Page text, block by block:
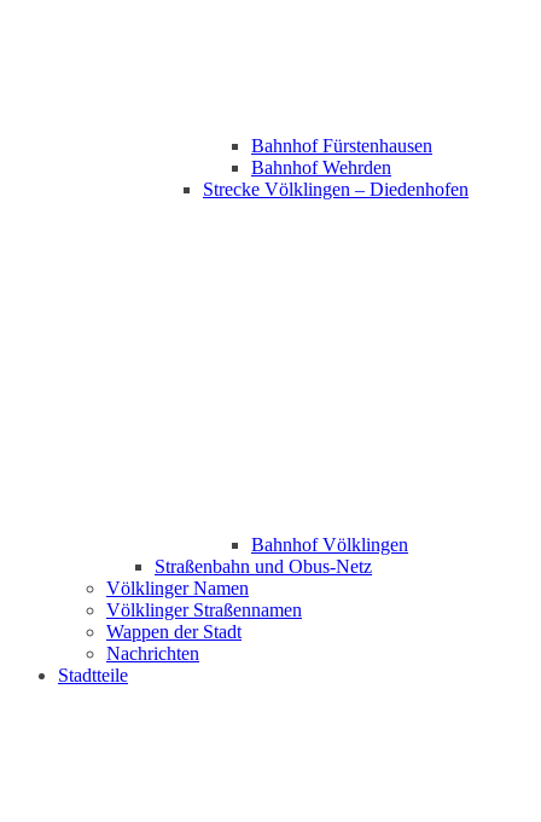
Bahnhof Fürstenhausen
Bahnhof Wehrden
Strecke Völklingen – Diedenhofen
Bahnhof Völklingen
Straßenbahn und Obus-Netz
Völklinger Namen
Völklinger Straßennamen
Wappen der Stadt
Nachrichten
Stadtteile